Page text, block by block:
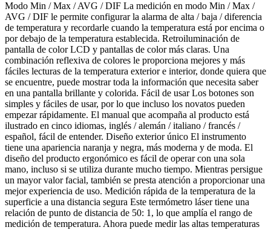
Modo Min / Max / AVG / DIF La medición en modo Min / Max /
AVG / DIF le permite configurar la alarma de alta / baja / diferencia
de temperatura y recordarle cuando la temperatura está por encima o
por debajo de la temperatura establecida. Retroiluminación de
pantalla de color LCD y pantallas de color más claras. Una
combinación reflexiva de colores le proporciona mejores y más
fáciles lecturas de la temperatura exterior e interior, donde quiera que
se encuentre, puede mostrar toda la información que necesita saber
en una pantalla brillante y colorida. Fácil de usar Los botones son
simples y fáciles de usar, por lo que incluso los novatos pueden
empezar rápidamente. El manual que acompaña al producto está
ilustrado en cinco idiomas, inglés / alemán / italiano / francés /
español, fácil de entender. Diseño exterior único El instrumento
tiene una apariencia naranja y negra, más moderna y de moda. El
diseño del producto ergonómico es fácil de operar con una sola
mano, incluso si se utiliza durante mucho tiempo. Mientras persigue
un mayor valor facial, también se presta atención a proporcionar una
mejor experiencia de uso. Medición rápida de la temperatura de la
superficie a una distancia segura Este termómetro láser tiene una
relación de punto de distancia de 50: 1, lo que amplía el rango de
medición de temperatura. Ahora puede medir las altas temperaturas